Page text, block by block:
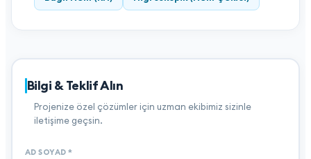
Bilgi & Teklif Alın
Projenize özel çözümler için uzman ekibimiz sizinle
iletişime geçsin.
AD SOYAD *